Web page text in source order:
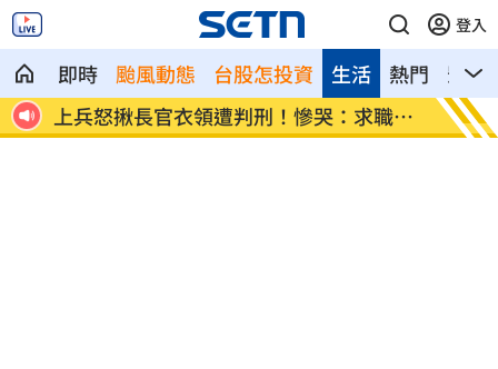
登入
即時 颱風動態 台股怎投資 熱門 影音
生活
碰
新／遭爆離婚台玻千金 小刀首發聲證實
白海
曝